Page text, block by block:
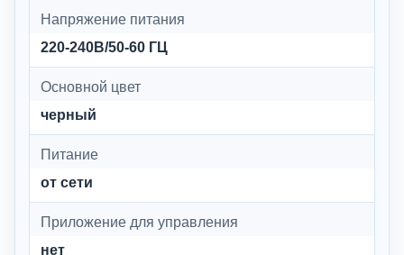
Напряжение питания
220-240В/50-60 ГЦ
Основной цвет
черный
Питание
от сети
Приложение для управления
нет